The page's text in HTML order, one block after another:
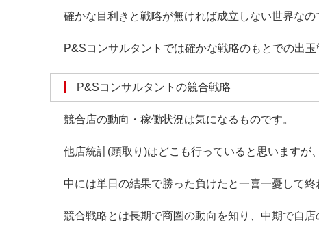
確かな目利きと戦略が無ければ成立しない世界なの
P&Sコンサルタントでは確かな戦略のもとでの出
P&Sコンサルタントの競合戦略
競合店の動向・稼働状況は気になるものです。
他店統計(頭取り)はどこも行っていると思いますが
中には単日の結果で勝った負けたと一喜一憂して
競合戦略とは長期で商圏の動向を知り、中期で自